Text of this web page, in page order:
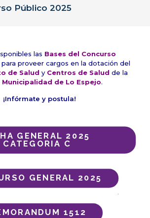
Público 2025
las Bases del Concurso
para proveer cargos en la dotación del
de Salud y Centros de Salud de la
de Lo Espejo.
¡Infórmate y postula!
GENERAL 2025
CATEGORIA C
GENERAL 2025
1512